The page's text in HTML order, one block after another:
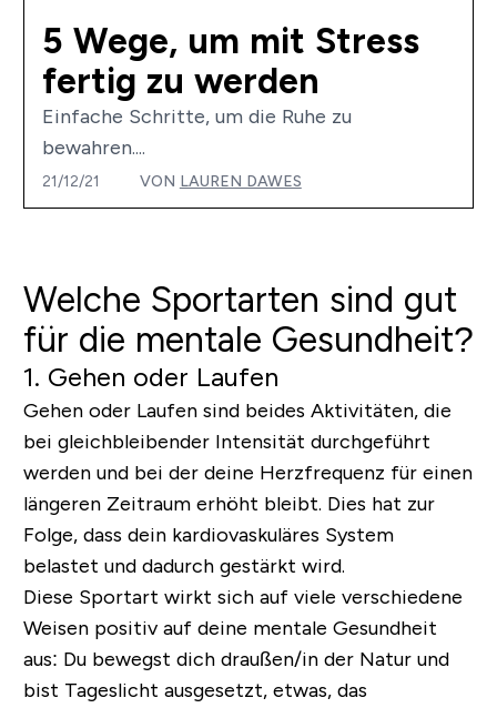
5 Wege, um mit Stress
fertig zu werden
Einfache Schritte, um die Ruhe zu
bewahren....
21/12/21 VON LAUREN DAWES
Welche Sportarten sind gut
für die mentale Gesundheit?
1. Gehen oder Laufen
Gehen oder Laufen sind beides Aktivitäten, die
bei gleichbleibender Intensität durchgeführt
werden und bei der deine Herzfrequenz für einen
längeren Zeitraum erhöht bleibt. Dies hat zur
Folge, dass dein kardiovaskuläres System
belastet und dadurch gestärkt wird.
Diese Sportart wirkt sich auf viele verschiedene
Weisen positiv auf deine mentale Gesundheit
aus: Du bewegst dich draußen/in der Natur und
bist Tageslicht ausgesetzt, etwas, das